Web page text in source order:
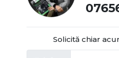
Solicită chiar